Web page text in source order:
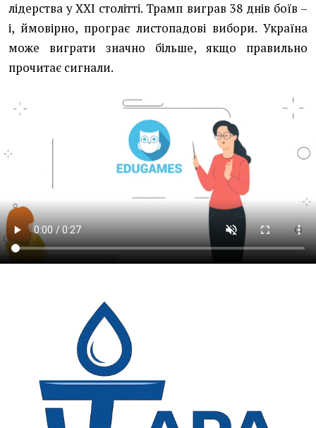
лідерства у ХХІ столітті. Трамп виграв 38 днів боїв –
і, ймовірно, програє листопадові вибори. Україна
може виграти значно більше, якщо правильно
прочитає сигнали.